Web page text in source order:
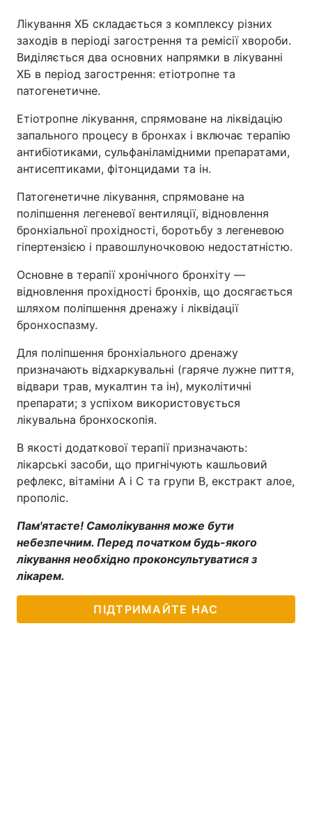
Лікування ХБ складається з комплексу різних
заходів в періоді загострення та ремісії хвороби.
Виділяється два основних напрямки в лікуванні
ХБ в період загострення: етіотропне та
патогенетичне.
Етіотропне лікування, спрямоване на ліквідацію
запального процесу в бронхах і включає терапію
антибіотиками, сульфаніламідними препаратами,
антисептиками, фітонцидами та ін.
Патогенетичне лікування, спрямоване на
поліпшення легеневої вентиляції, відновлення
бронхіальної прохідності, боротьбу з легеневою
гіпертензією і правошлуночковою недостатністю.
Основне в терапії хронічного бронхіту —
відновлення прохідності бронхів, що досягається
шляхом поліпшення дренажу і ліквідації
бронхоспазму.
Для поліпшення бронхіального дренажу
призначають відхаркувальні (гаряче лужне пиття,
відвари трав, мукалтин та ін), муколітичні
препарати; з успіхом використовується
лікувальна бронхоскопія.
В якості додаткової терапії призначають:
лікарські засоби, що пригнічують кашльовий
рефлекс, вітаміни А і С та групи В, екстракт алое,
прополіс.
Пам'ятаєте! Самолікування може бути
небезпечним. Перед початком будь-якого
лікування необхідно проконсультуватися з
лікарем.
ПІДТРИМАЙТЕ НАС